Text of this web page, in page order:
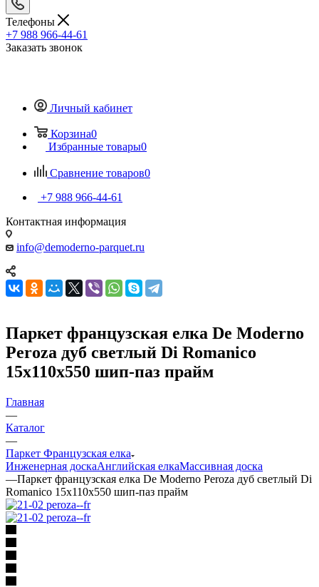
Телефоны
+7 988 966-44-61
Заказать звонок
Личный кабинет
Корзина0
Избранные товары0
Сравнение товаров0
+7 988 966-44-61
Контактная информация
info@demoderno-parquet.ru
Паркет французская елка De Moderno
Peroza дуб светлый Di Romanico
15х110х550 шип-паз прайм
Главная
—
Каталог
—
Паркет Французская елка
Инженерная доскаАнглийская елкаМассивная доска
—Паркет французская елка De Moderno Peroza дуб светлый Di
Romanico 15х110х550 шип-паз прайм